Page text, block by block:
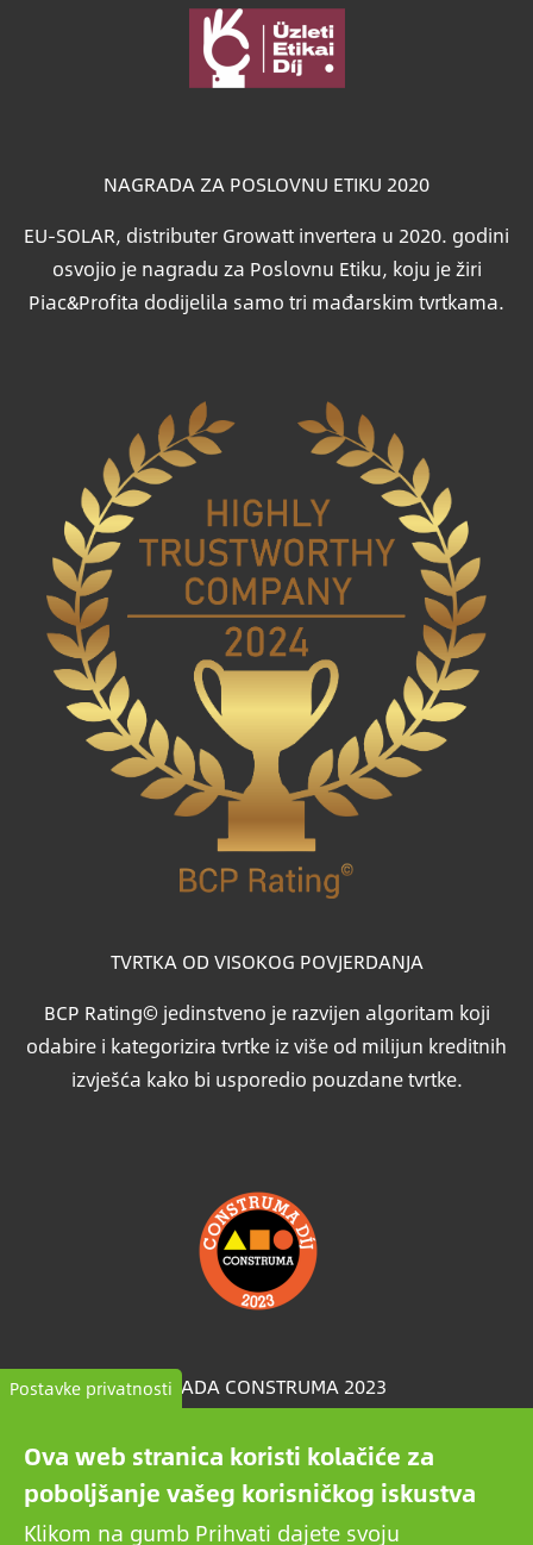
NAGRADA ZA POSLOVNU ETIKU 2020
EU-SOLAR, distributer Growatt invertera u 2020. godini
osvojio je nagradu za Poslovnu Etiku, koju je žiri
Piac&Profita dodijelila samo tri mađarskim tvrtkama.
TVRTKA OD VISOKOG POVJERDANJA
BCP Rating© jedinstveno je razvijen algoritam koji
odabire i kategorizira tvrtke iz više od milijun kreditnih
izvješća kako bi usporedio pouzdane tvrtke.
NAGRADA CONSTRUMA 2023
od izloženih proizvoda, postavljajući ih kao primjer
svim partnerima u sektoru. Godine 2023 Growattova
solarna baterija takodjer je osvojila prestižnu
Postavke privatnosti
Ova web stranica koristi kolačiće za
poboljšanje vašeg korisničkog iskustva
Klikom na gumb Prihvati dajete svoju